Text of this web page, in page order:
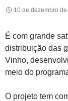
10 de dezembro
É com grande
distribuição das
Vinho,
meio do
O projeto tem